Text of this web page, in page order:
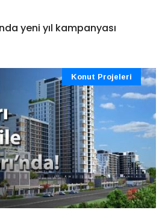
yeni yıl kampanyası
Konut Projeleri